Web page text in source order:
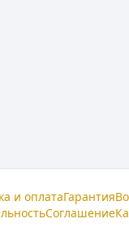
и оплатаГарантия
Соглашение